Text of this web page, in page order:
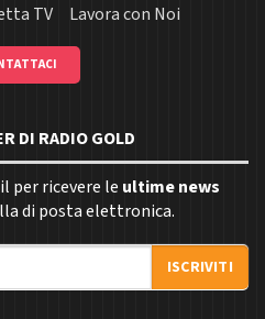
TV Lavora con Noi
DI RADIO GOLD
per ricevere le ultime news
di posta elettronica.
ISCRIVITI